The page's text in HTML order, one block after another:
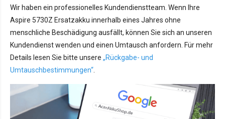
Wir haben ein professionelles Kundendienstteam. Wenn Ihre
Aspire 5730Z Ersatzakku innerhalb eines Jahres ohne
menschliche Beschädigung ausfällt, können Sie sich an unseren
Kundendienst wenden und einen Umtausch anfordern. Für mehr
Details lesen Sie bitte unsere „Rückgabe- und
Umtauschbestimmungen“